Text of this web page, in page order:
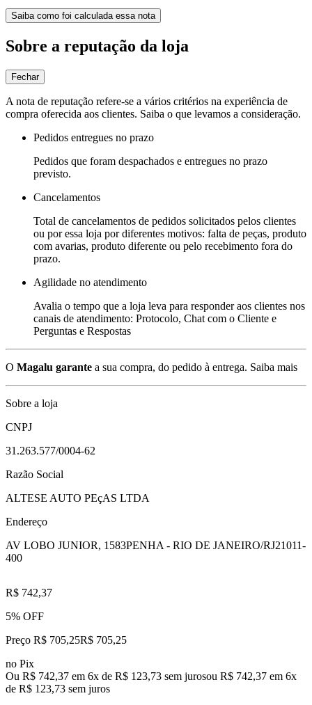
Saiba como foi calculada essa nota
Sobre a reputação da loja
Fechar
A nota de reputação refere-se a vários critérios na experiência de
compra oferecida aos clientes. Saiba o que levamos a consideração.
Pedidos entregues no prazo
Pedidos que foram despachados e entregues no prazo
previsto.
Cancelamentos
Total de cancelamentos de pedidos solicitados pelos clientes
ou por essa loja por diferentes motivos: falta de peças, produto
com avarias, produto diferente ou pelo recebimento fora do
prazo.
Agilidade no atendimento
Avalia o tempo que a loja leva para responder aos clientes nos
canais de atendimento: Protocolo, Chat com o Cliente e
Perguntas e Respostas
O Magalu garante a sua compra, do pedido à entrega. Saiba mais
Sobre a loja
CNPJ
31.263.577/0004-62
Razão Social
ALTESE AUTO PEçAS LTDA
Endereço
AV LOBO JUNIOR, 1583PENHA - RIO DE JANEIRO/RJ21011-
400
R$ 742,37
5% OFF
Preço R$ 705,25R$ 705,25
no Pix
Ou R$ 742,37 em 6x de R$ 123,73 sem jurosou R$ 742,37 em 6x
de R$ 123,73 sem juros